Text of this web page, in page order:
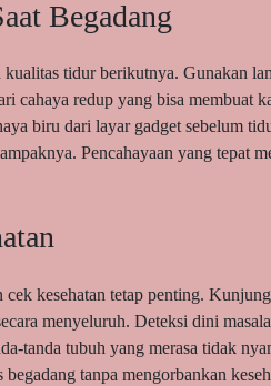
Begadang
tidur berikutnya. Gunakan
cahaya redup yang bisa membuat
biru dari layar gadget sebelum
Pencahayaan yang tepat
kesehatan tetap penting.
menyeluruh. Deteksi dini
tanda tubuh yang merasa tidak
tanpa mengorbankan